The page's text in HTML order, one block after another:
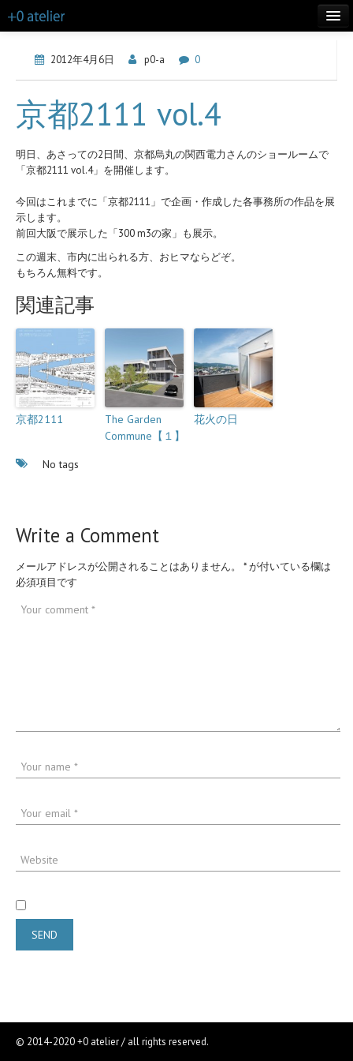
LIFE
WORKS
ABOUT
MORE INFO
2012年4月6日 p0-a 0
京都2111 vol.4
明日、あさっての2日間、京都烏丸の関西電力さんのショールームで
「京都2111 vol.4」を開催します。
今回はこれまでに「京都2111」で企画・作成した各事務所の作品を展
示します。
前回大阪で展示した「300 m3の家」も展示。
この週末、市内に出られる方、おヒマならどぞ。
もちろん無料です。
関連記事
京都2111
The Garden
Commune【１】
花火の日
No tags
Write a Comment
メールアドレスが公開されることはありません。 *が付いている欄は
必須項目です
© 2014-2020 +0 atelier / all rights reserved.